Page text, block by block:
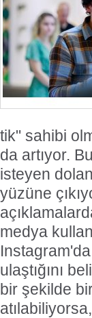
tik" sahibi
da artıyor.
isteyen
yüzüne
medya
Instagram'da
ulaştığını
bir şekilde